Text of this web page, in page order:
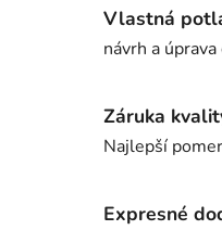
Vlastná
návrh a
Záruka
Najlepší
Expresné